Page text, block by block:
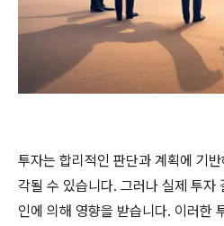
투자는 합리적인 판단과 계획에 기
각될 수 있습니다. 그러나 실제 투자
인에 의해 영향을 받습니다. 이러한